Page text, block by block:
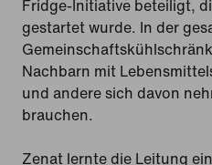
Fridge-Initiative beteiligt,
gestartet wurde. In der
Nachbarn mit
und andere sich davon
brauchen.
Zenat lernte die Leitung